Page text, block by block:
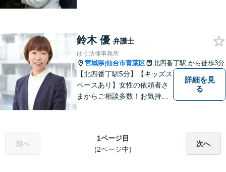
のお困り事がございました
ら、お気軽にご相談くださ
い。
鈴木 優 弁護士
ゆう法律事務所
宮城県|仙台市青葉区 北四番丁駅 から徒歩3分
【北四番丁駅5分】【キッズス
ペースあり】女性の依頼者さ
まからご相談多数！お気持ち
料請求／親権・養育費【労働
問題】マタハラなど女性特有
詳細を見
る
前へ
1ページ目
(2ページ中)
次へ